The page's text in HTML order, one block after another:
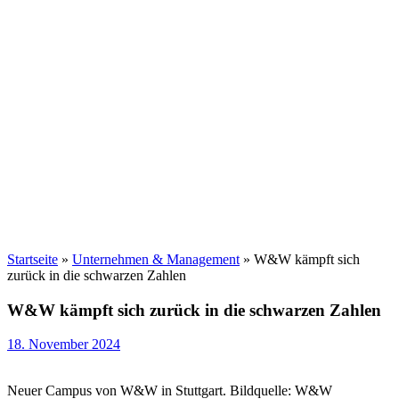
Startseite » Unternehmen & Management » W&W kämpft sich
zurück in die schwarzen Zahlen
W&W kämpft sich zurück in die schwarzen Zahlen
18. November 2024
Neuer Campus von W&W in Stuttgart. Bildquelle: W&W